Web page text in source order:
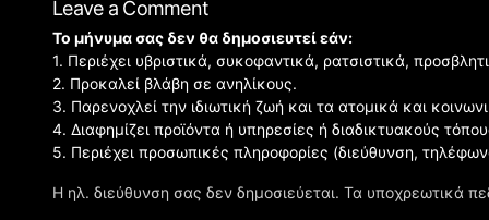
Leave a Comment
Η ηλ. διεύθυνση σας δεν δημοσιεύεται. Τα υποχρεωτικά
Το μήνυμα σας δεν θα δημοσιευτεί εάν:
1. Περιέχει υβριστικά, συκοφαντικά, ρατσιστικά,
2. Προκαλεί βλάβη σε ανηλίκους.
3. Παρενοχλεί την ιδιωτική ζωή και τα ατομικά και
4. Διαφημίζει προϊόντα ή υπηρεσίες ή διαδικτυακούς
5. Περιέχει προσωπικές πληροφορίες (διεύθυνση,